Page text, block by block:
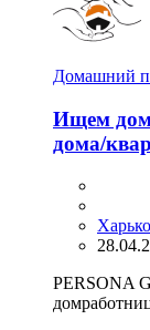
Домашний
Ищем
дома/
PERSONA